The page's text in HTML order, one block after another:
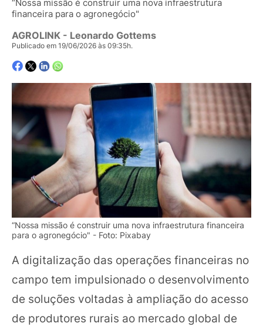
“Nossa missão é construir uma nova infraestrutura
financeira para o agronegócio"
AGROLINK - Leonardo Gottems
Publicado em 19/06/2026 às 09:35h.
“Nossa missão é construir uma nova infraestrutura financeira
para o agronegócio" - Foto: Pixabay
A digitalização das operações financeiras no
campo tem impulsionado o desenvolvimento
de soluções voltadas à ampliação do acesso
de produtores rurais ao mercado global de